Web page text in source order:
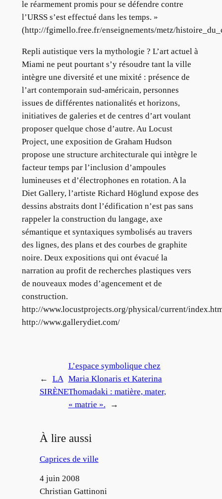
le réarmement promis pour se défendre contre
l’URSS s’est effectué dans les temps. »
(http://fgimello.free.fr/enseignements/metz/
Repli autistique vers la mythologie ? L’art actuel à
Miami ne peut pourtant s’y résoudre tant la ville
intègre une diversité et une mixité : présence de
l’art contemporain sud-américain, personnes
issues de différentes nationalités et horizons,
initiatives de galeries et de centres d’art voulant
proposer quelque chose d’autre. Au Locust
Project, une exposition de Graham Hudson
propose une structure architecturale qui intègre le
facteur temps par l’inclusion d’ampoules
lumineuses et d’électrophones en rotation. A la
Diet Gallery, l’artiste Richard Höglund expose des
dessins abstraits dont l’édification n’est pas sans
rappeler la construction du langage, axe
sémantique et syntaxiques symbolisés au travers
des lignes, des plans et des courbes de graphite
noire. Deux expositions qui ont évacué la
narration au profit de recherches plastiques vers
de nouveaux modes d’agencement et de
construction.
http://www.locustprojects.org/physical/current/
http://www.gallerydiet.com/
←
LA
SIRÈNE
L’espace symbolique chez
Maria Klonaris et Katerina
Thomadaki : matière, mater,
« matrie ».
→
À lire aussi
Caprices de ville
Date
4 juin 2008
Auteur
Christian Gattinoni